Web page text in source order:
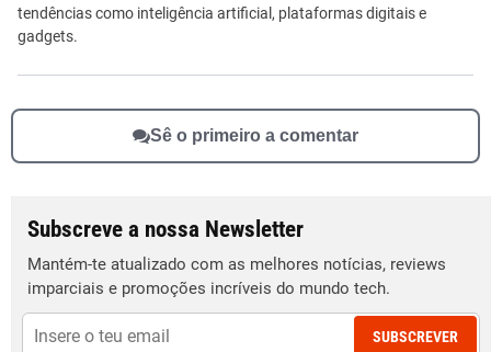
tendências como inteligência artificial, plataformas digitais e
gadgets.
Sê o primeiro a comentar
Subscreve a nossa Newsletter
Mantém-te atualizado com as melhores notícias, reviews
imparciais e promoções incríveis do mundo tech.
SUBSCREVER